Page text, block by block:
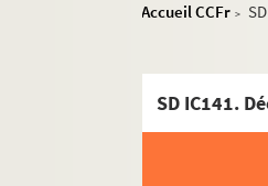
Accueil CCFr >
SD IC141.